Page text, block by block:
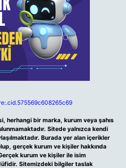
herhangi bir marka, kurum veya şahıs
Sitede yalnızca kendi
Burada yer alan içerikler
gerçek kurum ve kişiler hakkında
kurum ve kişiler ile isim
Sitemizdeki bilgiler taslak